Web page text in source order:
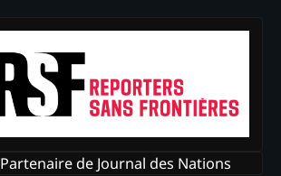
Partenaire de Journal des Nations